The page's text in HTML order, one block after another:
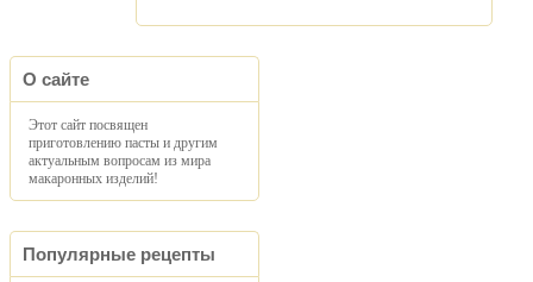
О сайте
Этот сайт посвящен
приготовлению пасты и другим
актуальным вопросам из мира
макаронных изделий!
Популярные рецепты